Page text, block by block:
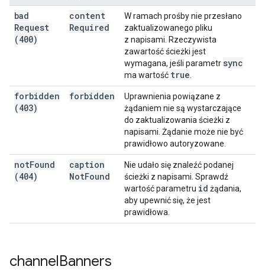
bad
Request
(400)
content
Required
W ramach prośby nie przesłano
zaktualizowanego pliku
z napisami. Rzeczywista
zawartość ścieżki jest
wymagana, jeśli parametr sync
ma wartość true
forbidden
(403)
forbidden
Uprawnienia powiązane z
żądaniem nie są wystarczające
do zaktualizowania ścieżki z
napisami. Żądanie może nie być
prawidłowo autoryzowane.
notFound
(404)
caption
NotFound
Nie udało się znaleźć podanej
ścieżki z napisami. Sprawdź
wartość parametru id żądania,
aby upewnić się, że jest
prawidłowa.
channelBanners